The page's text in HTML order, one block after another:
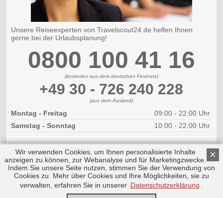
Unsere Reiseexperten von Travelscout24.de helfen Ihnen
gerne bei der Urlaubsplanung!
0800 100 41 16
(kostenlos aus dem deutschen Festnetz)
+49 30 - 726 240 228
(aus dem Ausland)
Montag - Freitag
09:00 - 22:00 Uhr
Samstag - Sonntag
10:00 - 22:00 Uhr
Copyright © 2026 by Triplemind GmbH
Impressum|Datenschutz
Nach oben
×
Wir verwenden Cookies, um Ihnen personalisierte Inhalte
anzeigen zu können, zur Webanalyse und für Marketingzwecke.
Indem Sie unsere Seite nutzen, stimmen Sie der Verwendung von
Cookies zu. Mehr über Cookies und Ihre Möglichkeiten, sie zu
verwalten, erfahren Sie in unserer Datenschutzerklärung